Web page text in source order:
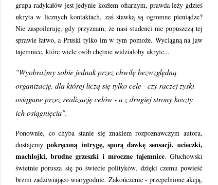
grupa radykałów jest jedynie kozłem ofiarnym, prawda leży gdzieś
ukryta w licznych kontaktach, zaś stawką są ogromne pieniądze?
Nie zaspoileruję, gdy przyznam, że nasi studenci nie popuszczą tej
sprawie łatwo, a Pruski tylko im w tym pomoże. Wyciągną na jaw
tajemnice, które wiele osób chętnie widziałoby ukryte...
"Wyobraźmy sobie jednak przez chwilę bezwzględną
organizację, dla której liczą się tylko cele - czy raczej zyski
osiągane przez realizację celów - a z drugiej strony koszty
ich osiągnięcia".
Ponownie, co chyba stanie się znakiem rozpoznawczym autora,
dostajemypokręconą intrygę, sporą dawkę sensacji, ucieczki,
machlojki, brudne grzeszki i mroczne tajemnice. Głuchowski
świetnie porusza się po świecie polityków, dzięki czemu powieść
brzmi zadziwiająco wiarygodnie. Zakończenie - przepełnione akcją,